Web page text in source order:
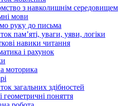
з навколишнім середовищем
мови
руку до письма
пам’яті, уваги, уяви, логіки
навики читання
і рахунок
моторика
загальних здібностей
геометричні поняття